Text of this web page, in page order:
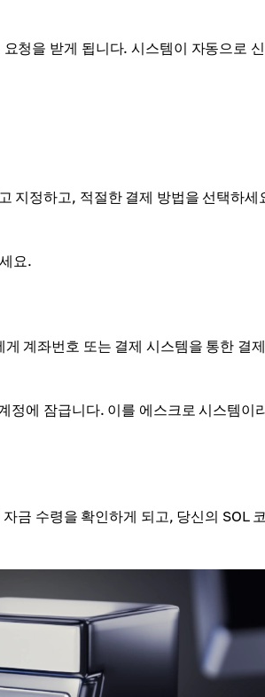
청을 받게 됩니다. 시스템이 자동으로
지정하고, 적절한 결제 방법을 선택하세
요.
계좌번호 또는 결제 시스템을 통한 결
정에 잠급니다. 이를 에스크로 시스템이
금 수령을 확인하게 되고, 당신의 SOL